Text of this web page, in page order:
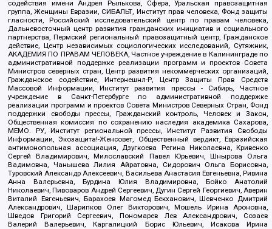
содействия имени Андрея Рылькова, Сфера, Уральская правозащитная
группа, Женщины Евразии, СИБАЛЬТ, Институт прав человека, Фонд защиты
гласности, Российский исследовательский центр по правам человека,
Дальневосточный центр развития гражданских инициатив и социального
партнерства, Пермский региональный правозащитный центр, Гражданское
действие, Центр независимых социологических исследований, Сутяжник,
АКАДЕМИЯ ПО ПРАВАМ ЧЕЛОВЕКА, Частное учреждение в Калининграде по
административной поддержке реализации программ и проектов Совета
Министров северных стран, Центр развития некоммерческих организаций,
Гражданское содействие, Интернешнл-Р, Центр Защиты Прав Средств
Массовой Информации, Институт развития прессы - Сибирь, Частное
учреждение в Санкт-Петербурге по административной поддержке
реализации программ и проектов Совета Министров Северных Стран, Фонд
поддержки свободы прессы, Гражданский контроль, Человек и Закон,
Общественная комиссия по сохранению наследия академика Сахарова,
МЕМО. РУ, Институт региональной прессы, Институт Развития Свободы
Информации, Экозащита!-Женсовет, Общественный вердикт, Евразийская
антимонопольная ассоциация, Дзугкоева Регина Николаевна, Кривенко
Сергей Владимирович, Милославский Павел Юрьевич, Шнырова Ольга
Вадимовна, Чанышева Лилия Айратовна, Сидорович Ольга Борисовна,
Туровский Александр Алексеевич, Васильева Анастасия Евгеньевна, Ривина
Анна Валерьевна, Бурдина Юлия Владимировна, Бойко Анатолий
Николаевич, Пивоваров Андрей Сергеевич, Дугин Сергей Георгиевич, Аверин
Виталий Евгеньевич, Барахоев Магомед Бекханович, Шевченко Дмитрий
Александрович, Шарипков Олег Викторович, Мошель Ирина Ароновна,
Шведов Григорий Сергеевич, Пономарев Лев Александрович, Созаев
Валерий Валерьевич, Каргалицкий Борис Юльевич, Исакова Ирина